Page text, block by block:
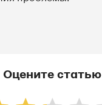
Оцените статью